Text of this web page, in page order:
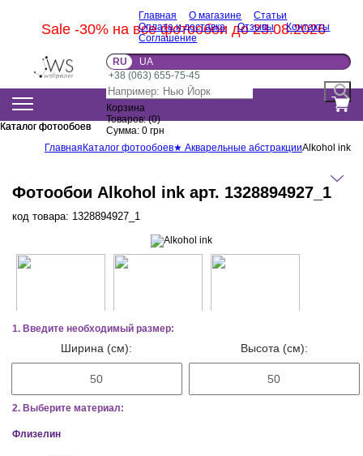
Sale -30% на все фотообои до 23.08.2026
Главная О магазине
Статьи
Оплата и доставка
Отзывы
Контакты
Соглашение
RU
UA
+38 (063) 655-75-45
Корзина
Товаров:(0)
Сумма: 0 грн
Каталог фотообоев
Каталог фотообоев
Главная Каталог фотообоев★ Акварельные абстракцииAlkohol ink
Фотообои Alkohol ink арт. 1328894927_1
код товара: 1328894927_1
1. Введите необходимый размер:
Ширина (см): Высота (см):
2. Выберите материал:
Флизелин